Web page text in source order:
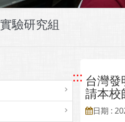
實驗研究組
::: 台灣
請本校
日期 :